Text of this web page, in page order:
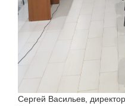
Сергей Васильев,